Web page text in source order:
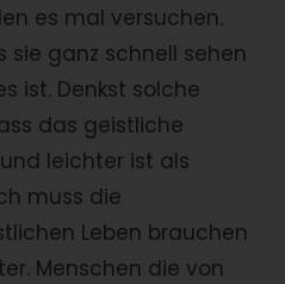
es mal versuchen.
sie ganz schnell sehen
ist. Denkst solche
das geistliche
leichter ist als
muss die
Leben brauchen
Menschen die von